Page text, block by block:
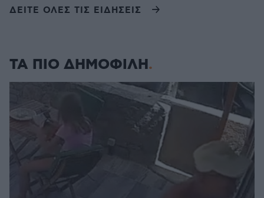
ΔΕΙΤΕ ΟΛΕΣ ΤΙΣ ΕΙΔΗΣΕΙΣ
ΤΑ ΠΙΟ ΔΗΜΟΦΙΛΗ